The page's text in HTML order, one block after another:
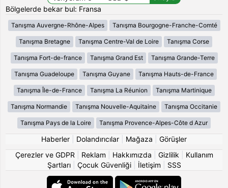
Bölgelerde bekar bul: Fransa
Tanışma Auvergne-Rhône-Alpes Tanışma Bourgogne-Franche-Comté
Tanışma Bretagne Tanışma Centre-Val de Loire Tanışma Corse
Tanışma Fort-de-france Tanışma Grand Est Tanışma Grande-Terre
Tanışma Guadeloupe Tanışma Guyane Tanışma Hauts-de-France
Tanışma Île-de-France Tanışma La Réunion Tanışma Martinique
Tanışma Normandie Tanışma Nouvelle-Aquitaine Tanışma Occitanie
Tanışma Pays de la Loire Tanışma Provence-Alpes-Côte d Azur
Haberler Dolandırıcılar Mağaza
Görüşler
Çerezler ve GDPR
Reklam Hakkımızda Gizlilik
Kullanım
Şartları| Çocuk Güvenliği| İletişim SSS